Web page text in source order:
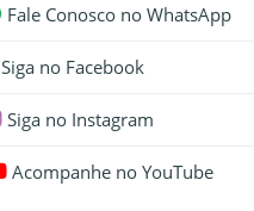
Fale Conosco no WhatsApp
Siga no Facebook
Siga no Instagram
Acompanhe no YouTube